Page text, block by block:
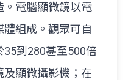
。電腦顯微鏡以電
組成。觀眾可自
35到280甚至500倍
及顯微攝影機；在